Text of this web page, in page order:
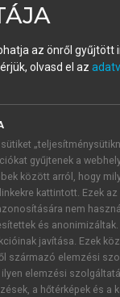
vagy hozz létre új
próbaidőszak
FIÓKKAL
az önről gyűjtött
olvasd el az
gyűjtenek a
között arról, hogy
kattintott. Ezek
nem
és anonimizáltak.
javítása. Ezek
származó elemzési
elemzési
a hőtérképek és a